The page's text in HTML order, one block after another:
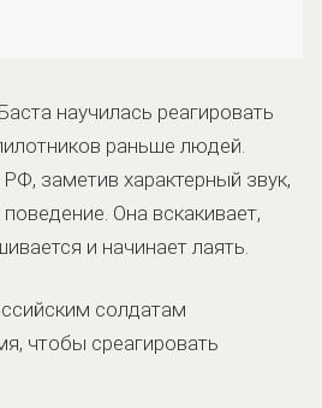
научилась реагировать
раньше людей.
заметив характерный звук,
Она вскакивает,
и начинает лаять.
солдатам
чтобы среагировать